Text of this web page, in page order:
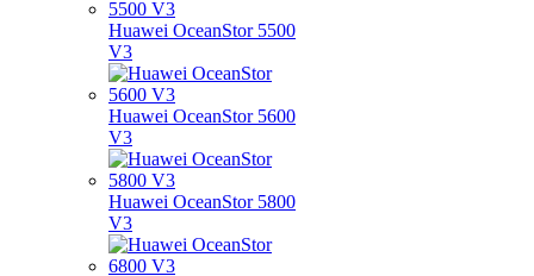
Huawei OceanStor 5500
V3
Huawei OceanStor 5600
V3
Huawei OceanStor 5800
V3